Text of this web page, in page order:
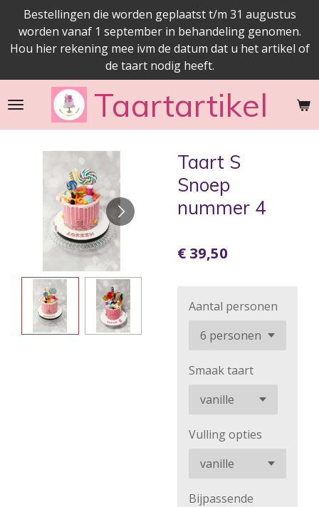
direct
naar
hoofdinhoud
Taartartikel
Bestellingen die worden geplaatst t/m 31 augustus
worden vanaf 1 september in behandeling genomen.
Hou hier rekening mee ivm de datum dat u het artikel of
de taart nodig heeft.
Taart S
Snoep
nummer 4
€ 39,50
Aantal personen
Smaak taart
Vulling opties
Bijpassende